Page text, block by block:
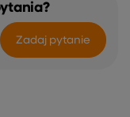
Zadaj pytanie